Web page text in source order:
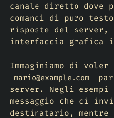
canale diretto dove
comandi di puro
risposte del server,
interfaccia grafica
Immaginiamo di
mario@example.com
server. Negli esempi
messaggio che ci
destinatario, mentre